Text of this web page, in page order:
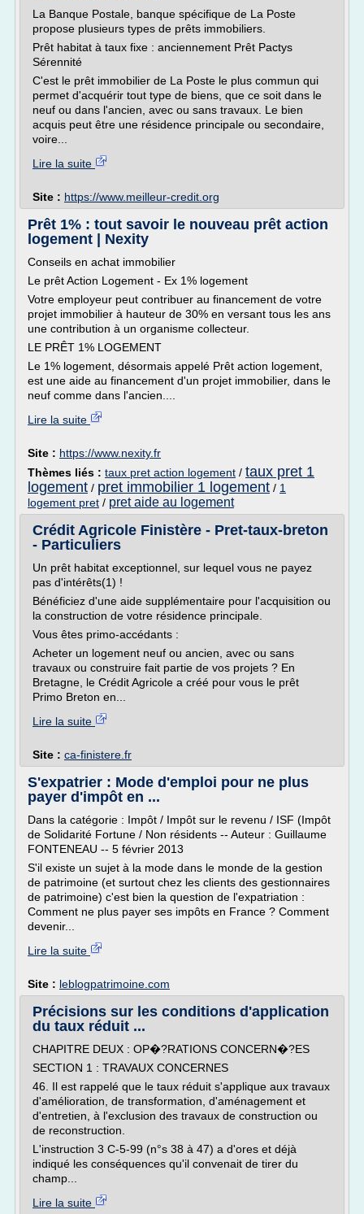
La Banque Postale, banque spécifique de La Poste
propose plusieurs types de prêts immobiliers.
Prêt habitat à taux fixe : anciennement Prêt Pactys
Sérennité
C'est le prêt immobilier de La Poste le plus commun qui
permet d'acquérir tout type de biens, que ce soit dans le
neuf ou dans l'ancien, avec ou sans travaux. Le bien
acquis peut être une résidence principale ou secondaire,
voire...
Lire la suite
Site : https://www.meilleur-credit.org
Prêt 1% : tout savoir le nouveau prêt action
logement | Nexity
Conseils en achat immobilier
Le prêt Action Logement - Ex 1% logement
Votre employeur peut contribuer au financement de votre
projet immobilier à hauteur de 30% en versant tous les ans
une contribution à un organisme collecteur.
LE PRÊT 1% LOGEMENT
Le 1% logement, désormais appelé Prêt action logement,
est une aide au financement d'un projet immobilier, dans le
neuf comme dans l'ancien....
Lire la suite
Site : https://www.nexity.fr
Thèmes liés : taux pret action logement / taux pret 1
logement / pret immobilier 1 logement / 1
logement pret / pret aide au logement
Crédit Agricole Finistère - Pret-taux-breton
- Particuliers
Un prêt habitat exceptionnel, sur lequel vous ne payez
pas d'intérêts(1) !
Bénéficiez d'une aide supplémentaire pour l'acquisition ou
la construction de votre résidence principale.
Vous êtes primo-accédants :
Acheter un logement neuf ou ancien, avec ou sans
travaux ou construire fait partie de vos projets ? En
Bretagne, le Crédit Agricole a créé pour vous le prêt
Primo Breton en...
Lire la suite
Site : ca-finistere.fr
S'expatrier : Mode d'emploi pour ne plus
payer d'impôt en ...
Dans la catégorie : Impôt / Impôt sur le revenu / ISF (Impôt
de Solidarité Fortune / Non résidents -- Auteur : Guillaume
FONTENEAU -- 5 février 2013
S'il existe un sujet à la mode dans le monde de la gestion
de patrimoine (et surtout chez les clients des gestionnaires
de patrimoine) c'est bien la question de l'expatriation :
Comment ne plus payer ses impôts en France ? Comment
devenir...
Lire la suite
Site : leblogpatrimoine.com
Précisions sur les conditions d'application
du taux réduit ...
CHAPITRE DEUX : OP�?RATIONS CONCERN�?ES
SECTION 1 : TRAVAUX CONCERNES
46. Il est rappelé que le taux réduit s'applique aux travaux
d'amélioration, de transformation, d'aménagement et
d'entretien, à l'exclusion des travaux de construction ou
de reconstruction.
L'instruction 3 C-5-99 (n°s 38 à 47) a d'ores et déjà
indiqué les conséquences qu'il convenait de tirer du
champ...
Lire la suite